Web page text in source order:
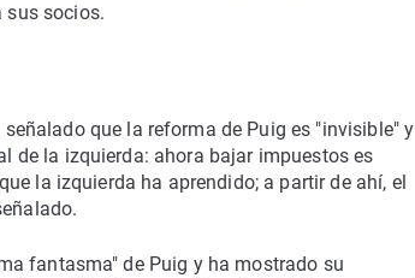
sus socios.
que la reforma de Puig es "invisible" y
de la izquierda: ahora bajar impuestos es
la izquierda ha aprendido; a partir de ahí, el
fantasma" de Puig y ha mostrado su